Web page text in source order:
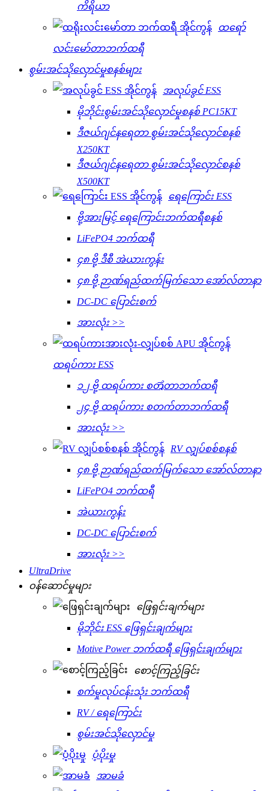
ကိရိယာ
ထရော်
လင်းမော်တာဘက်ထရီ
စွမ်းအင်သိုလှောင်မှုစနစ်များ
အလုပ်ခွင် ESS
မိုဘိုင်းစွမ်းအင်သိုလှောင်မှုစနစ် PC15KT
ဒီဇယ်ဂျင်နရေတာ စွမ်းအင်သိုလှောင်စနစ်
X250KT
ဒီဇယ်ဂျင်နရေတာ စွမ်းအင်သိုလှောင်စနစ်
X500KT
ရေကြောင်း ESS
ဗို့အားမြင့် ရေကြောင်းဘက်ထရီစနစ်
LiFePO4 ဘက်ထရီ
၄၈ ဗို့ ဒီစီ အဲယားကွန်း
၄၈ ဗို့ ဉာဏ်ရည်ထက်မြက်သော အော်လ်တာနာ
DC-DC ပြောင်းစက်
အားလုံး >>
ထရပ်ကား ESS
၁၂ ဗို့ ထရပ်ကား စတೈတာဘက်ထရီ
၂၄ ဗို့ ထရပ်ကား စတက်တာဘက်ထရီ
အားလုံး >>
RV လျှပ်စစ်စနစ်
၄၈ ဗို့ ဉာဏ်ရည်ထက်မြက်သော အော်လ်တာနာ
LiFePO4 ဘက်ထရီ
အဲယားကွန်း
DC-DC ပြောင်းစက်
အားလုံး >>
UltraDrive
ဝန်ဆောင်မှုများ
ဖြေရှင်းချက်များ
မိုဘိုင်း ESS ဖြေရှင်းချက်များ
Motive Power ဘက်ထရီ ဖြေရှင်းချက်များ
စောင့်ကြည့်ခြင်း
စက်မှုလုပ်ငန်းသုံး ဘက်ထရီ
RV / ရေကြောင်း
စွမ်းအင်သိုလှောင်မှု
ပံ့ပိုးမှု
အာမခံ